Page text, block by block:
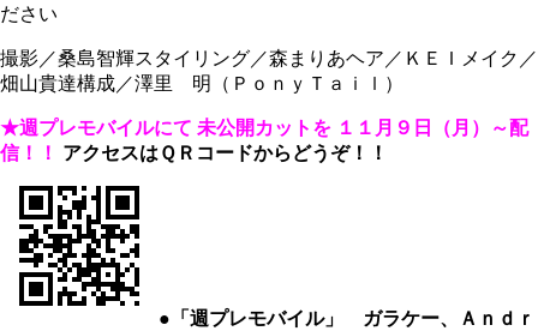
ださい
撮影／桑島智輝スタイリング／森まりあヘア／ＫＥＩメイク／
畑山貴達構成／澤里 明（ＰｏｎｙＴａｉｌ）
★週プレモバイルにて 未公開カットを １１月９日（月）～配
信！！
アクセスはＱＲコードからどうぞ！！
●「週プレモバイル」 ガラケー、Ａｎｄｒ